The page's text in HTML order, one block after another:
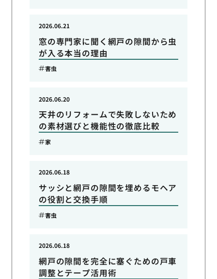
窓の専門家に聞く網戸の隙間から虫
が入る本当の理由
2026.06.21
害虫
天井のリフォームで失敗しないため
の素材選びと機能性の徹底比較
2026.06.20
家
サッシと網戸の隙間を埋めるモヘア
の役割と交換手順
2026.06.18
害虫
網戸の隙間を完全に塞ぐための戸車
調整とテープ活用術
2026.06.18